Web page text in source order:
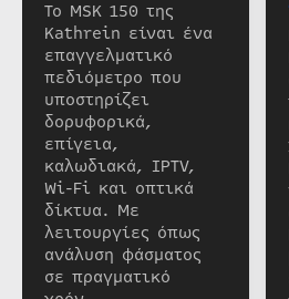
Το MSK 150 της
Kathrein είναι ένα
επαγγελματικό
πεδιόμετρο που
υποστηρίζει
δορυφορικά,
επίγεια,
καλωδιακά, IPTV,
Wi-Fi και οπτικά
δίκτυα. Με
λειτουργίες όπως
ανάλυση φάσματος
σε πραγματικό